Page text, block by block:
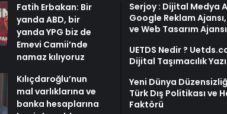
Fatih Erbakan: Bir
yanda ABD, bir
yanda YPG biz de
Emevi Camii’nde
namaz kılıyoruz
Kılıçdaroğlu’nun
mal varlıklarına ve
banka hesaplarına
Serjoy : Dijital Medya
Google Reklam Ajansı,
ve Web Tasarım Ajansı
UETDS Nedir ?
Dijital Taşımacılık
Yeni Dünya
Türk Dış Politikası ve
Faktörü